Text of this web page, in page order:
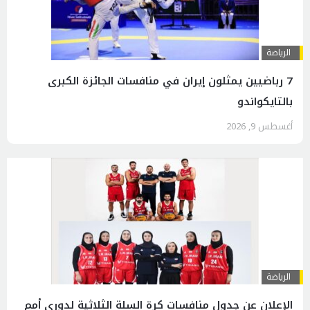
الرياضة
7 رباضيين يمثلون إيران في منافسات الجائزة الكبرى
بالتايكواندو
أغسطس 9, 2026
الرياضة
الإعلان عن جدول منافسات كرة السلة الثلاثية لدوري أمم